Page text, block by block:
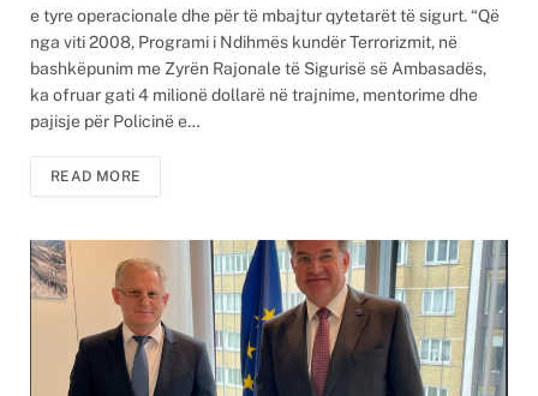
e tyre operacionale dhe për të mbajtur qytetarët të sigurt. “Që
nga viti 2008, Programi i Ndihmës kundër Terrorizmit, në
bashkëpunim me Zyrën Rajonale të Sigurisë së Ambasadës,
ka ofruar gati 4 milionë dollarë në trajnime, mentorime dhe
pajisje për Policinë e…
READ MORE